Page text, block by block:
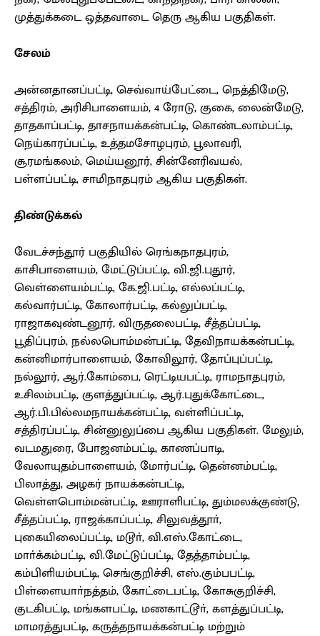
முத்துக்கடை ஒத்தவாடை தெரு ஆகிய பகுதிகள்.
சேலம்
அன்னதானப்பட்டி, செவ்வாய்பேட்டை, நெத்திமேடு,
சத்திரம், அரிசிபாளையம், 4 ரோடு, குகை, லைன்மேடு,
தாதகாப்பட்டி, தாசநாயக்கன்பட்டி, கொண்டலாம்பட்டி,
நெய்காரப்பட்டி, உத்தமசோழபுரம், பூலாவரி,
சூரமங்கலம், மெய்யனூர், சின்னேரிவயல்,
பள்ளப்பட்டி, சாமிநாதபுரம் ஆகிய பகுதிகள்.
திண்டுக்கல்
வேடச்சந்தூர் பகுதியில் ரெங்கநாதபுரம்,
காசிபாளையம், மேட்டுப்பட்டி, வி.ஜி.புதூர்,
வெள்ளையம்பட்டி, கே.ஜி.பட்டி, எல்லப்பட்டி,
கல்வார்பட்டி, கோலார்பட்டி, கல்லுப்பட்டி,
ராஜாகவுண்டனூர், விருதலைபட்டி, சீத்தப்பட்டி,
பூதிப்புரம், நல்லபொம்மன்பட்டி, தேவிநாயக்கன்பட்டி,
கன்னிமார்பாளையம், கோவிலூர், தோப்புப்பட்டி,
நல்லூர், ஆர்.கோம்பை, ரெட்டியபட்டி, ராமநாதபுரம்,
உசிலம்பட்டி, குளத்துப்பட்டி, ஆர்.புதுக்கோட்டை,
ஆர்.பி.பில்லமநாயக்கன்பட்டி, வள்ளிப்பட்டி,
சத்திரப்பட்டி, சின்னுலுப்பை ஆகிய பகுதிகள். மேலும்,
வடமதுரை, போஜனம்பட்டி, காணப்பாடி,
வேலாயுதம்பாளையம், மோர்பட்டி, தென்னம்பட்டி,
பிலாத்து, அழகர் நாயக்கன்பட்டி,
வெள்ளபொம்மன்பட்டி, ஊராளிபட்டி, தும்மலக்குண்டு,
சீத்தப்பட்டி, ராஜக்காப்பட்டி, சிலுவத்தூா்,
புகையிலைப்பட்டி, மடூா், வி.எஸ்.கோட்டை,
மாா்க்கம்பட்டி, வி.மேட்டுப்பட்டி, தேத்தாம்பட்டி,
கம்பிளியம்பட்டி, செங்குறிச்சி, எஸ்.கும்பபட்டி,
பிள்ளையாா்நத்தம், கோட்டைபட்டி, கோசுகுறிச்சி,
குடகிபட்டி, மங்களபட்டி, மணகாட்டூா், களத்துப்பட்டி,
மாமரத்துபட்டி, கருத்தநாயக்கன்பட்டி மற்றும்